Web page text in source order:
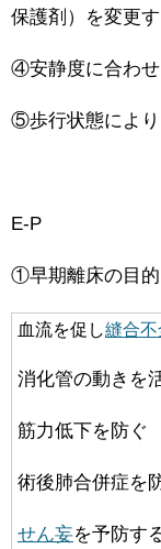
保護剤）を変更
④安静度に合わせ
⑤歩行状態により
E-P
①早期離床の目的
血流を促し縫合不
消化管の動きを
筋力低下を防ぐ
術後肺合併症を
せん妄を予防す